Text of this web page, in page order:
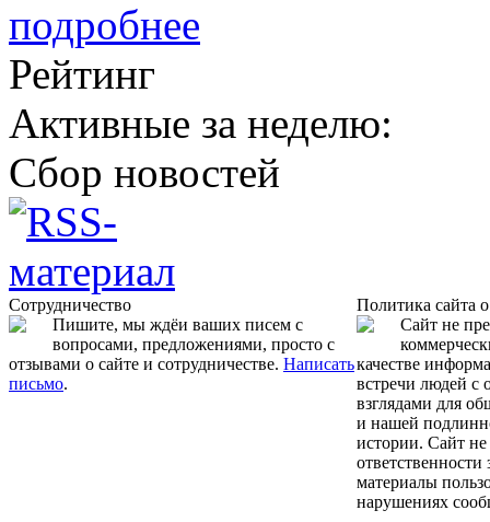
подробнее
Рейтинг
Активные за неделю:
Сбор новостей
Сотрудничество
Пишите, мы ждёи ваших писем с
вопросами, предложениями, просто с
отзывами о сайте и сотрудничестве. Написать
письмо.
Политика сайта
Сайт не
качестве
встречи людей с
взглядами для
и нашей
истории. Сайт не
материалы
нарушениях